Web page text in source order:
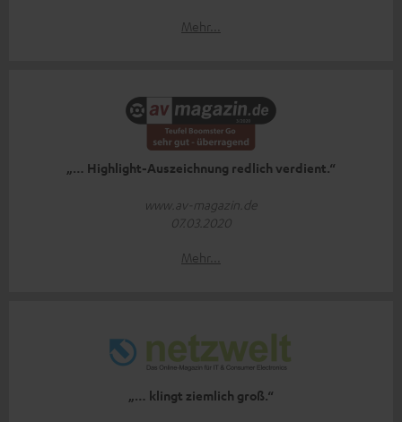
Mehr...
„… Highlight-Auszeichnung redlich verdient.“
www.av-magazin.de
07.03.2020
Mehr...
„… klingt ziemlich groß.“